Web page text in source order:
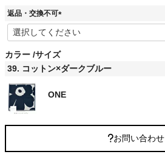
返品・交換不可
(
必
須
)
カラー サイズ
39. コットン×ダークブルー
ONE
お問い合わせ